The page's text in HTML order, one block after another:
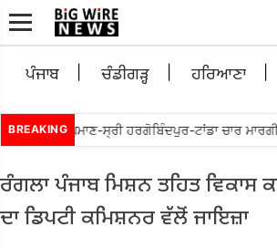
ਪੰਜਾਬ ਚੰਡੀਗੜ੍ਹ ਹਰਿਆਣਾ
BREAKINGਵਲੋ ਘੁਮਾਣ-ਸ੍ਰੀ ਹਰਗੋਬਿੰਦਪੁਰ-ਟਾਂਡਾ ਚਾਰ
ਰੰਗਲਾ ਪੰਜਾਬ ਮਿਸ਼ਨ ਤਹਿਤ ਵਿਕਾਸ
ਦਾ ਡਿਪਟੀ ਕਮਿਸ਼ਨਰ ਵੱਲੋਂ ਜਾਇਜ਼ਾ